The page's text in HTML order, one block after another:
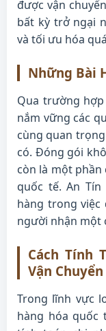
được vận
bất kỳ trở ngại
và tối ưu hóa
Những Bài
Qua trường
nắm vững các
cùng quan
có. Đóng gói
còn là một
quốc tế. An
hàng trong việc
người nhận một
Cách Tính
Vận
Trong lĩnh vực
hàng hóa quốc